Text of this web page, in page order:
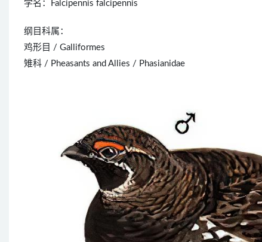
学名：Falcipennis falcipennis
纲目科属：
鸡形目 / Galliformes
雉科 / Pheasants and Allies / Phasianidae